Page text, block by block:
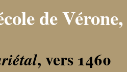
de
, vers 1460